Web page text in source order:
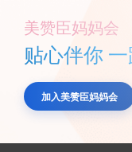
美赞臣妈妈会
贴心伴你
加入美赞臣妈妈会